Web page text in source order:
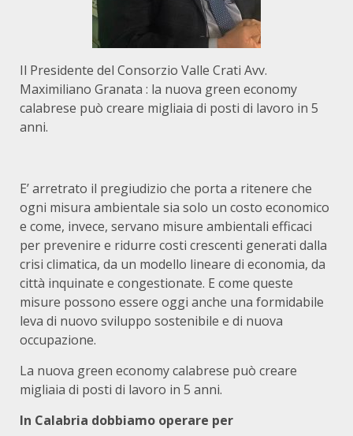
Il Presidente del Consorzio Valle Crati Avv.
Maximiliano Granata : la nuova green economy
calabrese può creare migliaia di posti di lavoro in 5
anni.
E’ arretrato il pregiudizio che porta a ritenere che
ogni misura ambientale sia solo un costo economico
e come, invece, servano misure ambientali efficaci
per prevenire e ridurre costi crescenti generati dalla
crisi climatica, da un modello lineare di economia, da
città inquinate e congestionate. E come queste
misure possono essere oggi anche una formidabile
leva di nuovo sviluppo sostenibile e di nuova
occupazione.
La nuova green economy calabrese può creare
migliaia di posti di lavoro in 5 anni.
In Calabria dobbiamo operare per